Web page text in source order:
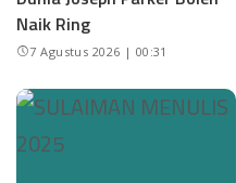
Naik Ring
7 Agustus 2026 | 00:31